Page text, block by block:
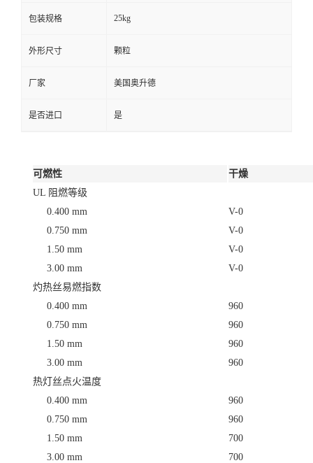
包装规格 25kg
外形尺寸 颗粒
厂家 美国奥升德
是否进口 是
可燃性
干燥
UL 阻燃等级
0.400 mm
V-0
0.750 mm
V-0
1.50 mm
V-0
3.00 mm
V-0
灼热丝易燃指数
0.400 mm
960
0.750 mm
960
1.50 mm
960
3.00 mm
960
热灯丝点火温度
0.400 mm
960
0.750 mm
960
1.50 mm
700
3.00 mm
700